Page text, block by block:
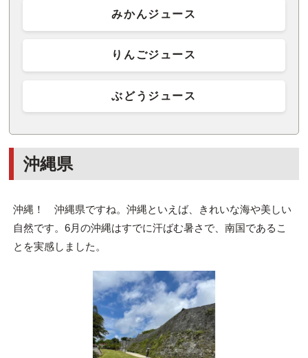
みかんジュース
りんごジュース
ぶどうジュース
沖縄県
沖縄！ 沖縄県ですね。沖縄といえば、きれいな海や美しい
自然です。6月の沖縄はすでに汗ばむ暑さで、南国であるこ
とを実感しました。